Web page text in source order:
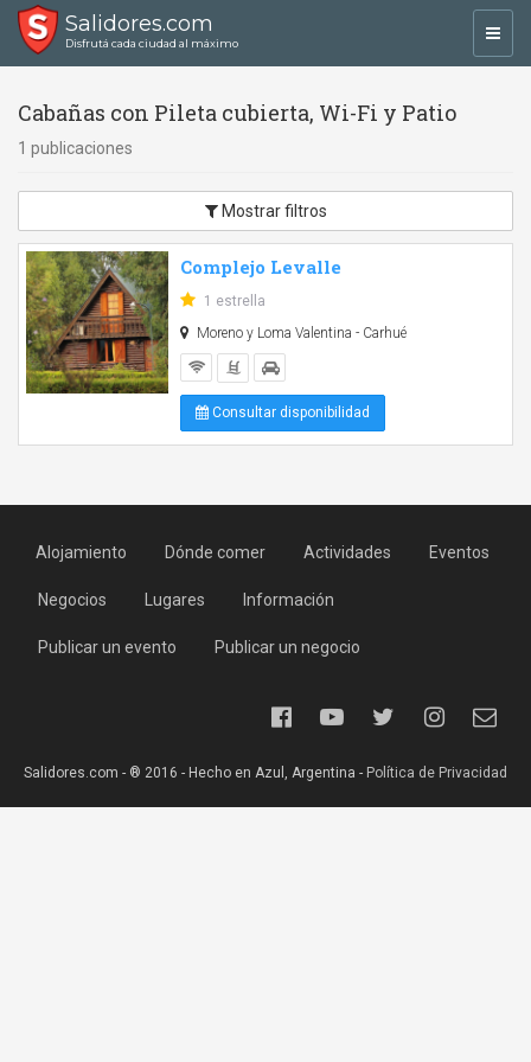
Salidores.com
Disfrutá cada ciudad al máximo
Cabañas con Pileta cubierta, Wi-Fi y Patio
1 publicaciones
Mostrar filtros
Complejo Levalle
1 estrella
Moreno y Loma Valentina - Carhué
Consultar disponibilidad
Alojamiento Dónde comer Actividades Eventos
Negocios Lugares Información
Publicar un evento Publicar un negocio
Salidores.com - ® 2016 - Hecho en Azul, Argentina - Política de Privacidad